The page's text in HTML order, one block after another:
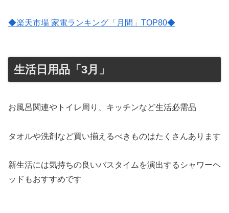
◆楽天市場 家電ランキング「月間」TOP80◆
生活日用品「3月」
お風呂関連やトイレ周り、キッチンなど生活必需品
タオルや洗剤など買い揃えるべきものはたくさんあります
新生活には気持ちの良いバスタイムを演出するシャワーヘ
ッドもおすすめです